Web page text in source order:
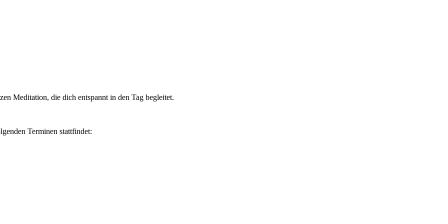
Meditation, die dich entspannt in den Tag begleitet.
Terminen stattfindet: